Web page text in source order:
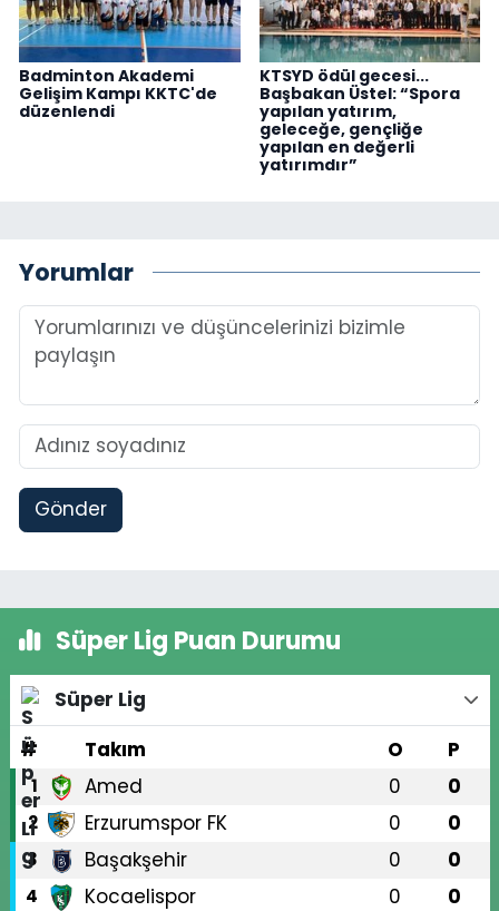
Badminton Akademi
Gelişim Kampı KKTC'de
düzenlendi
KTSYD ödül gecesi...
Başbakan Üstel: “Spora
yapılan yatırım,
geleceğe, gençliğe
yapılan en değerli
yatırımdır”
Yorumlar
Gönder
Süper Lig Puan Durumu
Süper Lig
#
Takım O P
1 Amed 0 0
2 Erzurumspor FK 0 0
3 Başakşehir 0 0
4 Kocaelispor 0 0